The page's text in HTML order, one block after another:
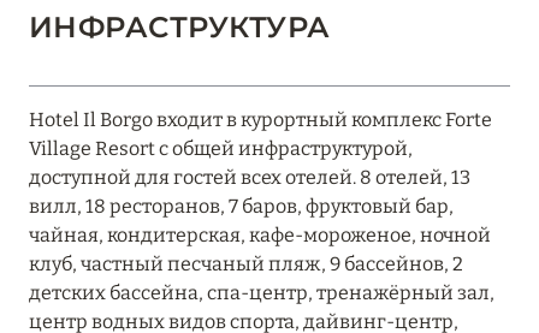
ИНФРАСТРУКТУРА
Hotel Il Borgo входит в курортный комплекс Forte
Village Resort с общей инфраструктурой,
доступной для гостей всех отелей. 8 отелей, 13
вилл, 18 ресторанов, 7 баров, фруктовый бар,
чайная, кондитерская, кафе-мороженое, ночной
клуб, частный песчаный пляж, 9 бассейнов, 2
детских бассейна, спа-центр, тренажёрный зал,
центр водных видов спорта, дайвинг-центр,